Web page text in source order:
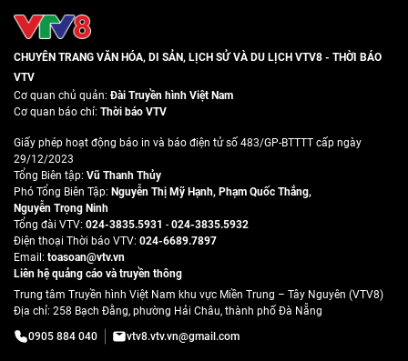
CHUYÊN TRANG VĂN HÓA, DI SẢN, LỊCH SỬ VÀ DU LỊCH VTV8 - THỜI BÁO
VTV
Cơ quan chủ quản:Đài Truyền hình Việt Nam
Cơ quan báo chí: Thời báo VTV
Giấy phép hoạt động báo in và báo điện tử số 483/GP-BTTTT cấp ngày
29/12/2023
Tổng Biên tập: Vũ Thanh Thủy
Phó Tổng Biên Tập: Nguyễn Thị Mỹ Hạnh, Phạm Quốc Thắng,
Nguyễn Trọng Ninh
Tổng đài VTV: 024-3835.5931 - 024-3835.5932
Ðiện thoại Thời báo VTV: 024-6689.7897
Email: toasoan@vtv.vn
Liên hệ quảng cáo và truyền thông
Trung tâm Truyền hình Việt Nam khu vực Miền Trung – Tây Nguyên (VTV8)
Địa chỉ: 258 Bạch Đằng, phường Hải Châu, thành phố Đà Nẵng
0905 884 040
vtv8.vtv.vn@gmail.com